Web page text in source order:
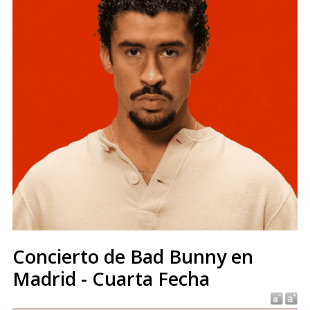
Concierto de Bad Bunny en
Madrid - Cuarta Fecha